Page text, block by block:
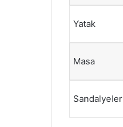
Yatak
Masa
Sandalyeler